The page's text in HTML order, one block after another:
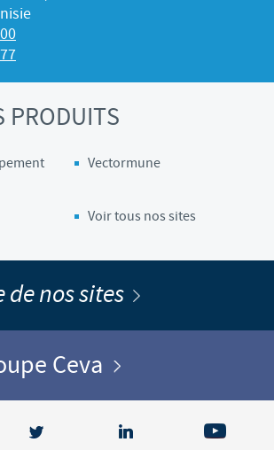
PRODUITS
Vectormune
Voir tous nos sites
de nos sites
Ceva